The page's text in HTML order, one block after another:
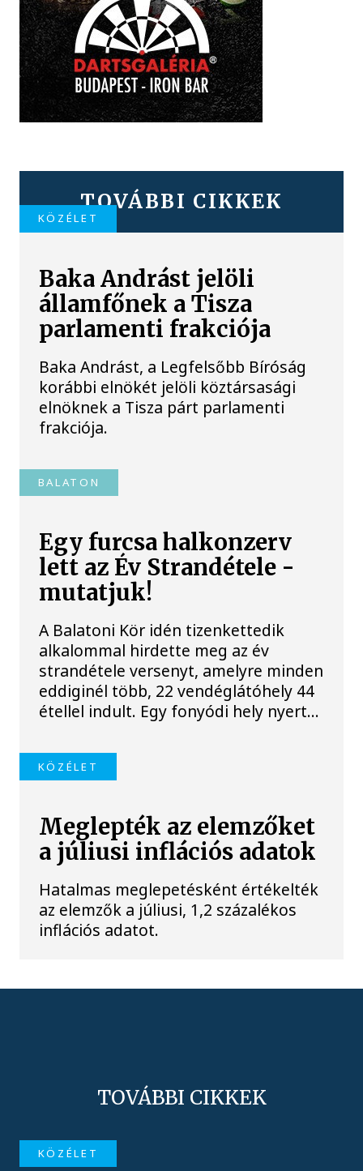
TOVÁBBI CIKKEK
KÖZÉLET
Baka Andrást jelöli
államfőnek a Tisza
parlamenti frakciója
Baka Andrást, a Legfelsőbb Bíróság
korábbi elnökét jelöli köztársasági
elnöknek a Tisza párt parlamenti
frakciója.
BALATON
Egy furcsa halkonzerv
lett az Év Strandétele -
mutatjuk!
A Balatoni Kör idén tizenkettedik
alkalommal hirdette meg az év
strandétele versenyt, amelyre minden
eddiginél több, 22 vendéglátóhely 44
étellel indult. Egy fonyódi hely nyert...
KÖZÉLET
Meglepték az elemzőket
a júliusi inflációs adatok
Hatalmas meglepetésként értékelték
az elemzők a júliusi, 1,2 százalékos
inflációs adatot.
TOVÁBBI CIKKEK
KÖZÉLET